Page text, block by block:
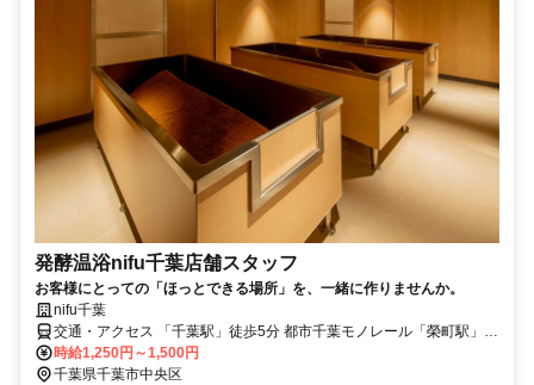
発酵温浴nifu千葉店舗スタッフ
お客様にとっての「ほっとできる場所」を、一緒に作りませんか。
nifu千葉
交通・アクセス 「千葉駅」徒歩5分 都市千葉モノレール「榮町駅」徒
歩3分
時給1,250円～1,500円
千葉県千葉市中央区